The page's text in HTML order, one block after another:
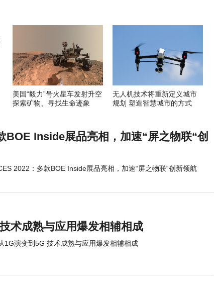
美国“毅力”号火星车发射升空
探索矿物、寻找生命迹象
无人机技术将重新定义城市
规划 塑造智慧城市的方式
BOE Inside展品亮相，加速“屏之物联“创
2022：多款BOE Inside展品亮相，加速“屏之物联“创新领航
术成熟与应用爆发相辅相成
1G演变到5G 技术成熟与应用爆发相辅相成